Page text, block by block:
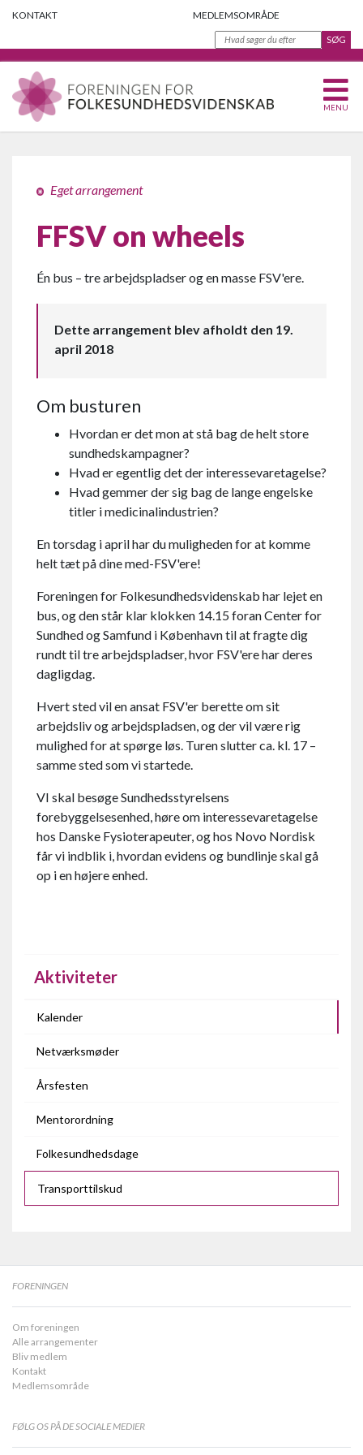
KONTAKT MEDLEMSOMRÅDE
MENU
Aktiviteter
Kalender
Netværksmøder
Årsfesten
Mentorordning
Folkesundhedsdage
Transporttilskud
Eget arrangement
FFSV on wheels
Én bus – tre arbejdspladser og en masse FSV'ere.
Dette arrangement blev afholdt den 19.
april 2018
Om busturen
Hvordan er det mon at stå bag de helt store
sundhedskampagner?
Hvad er egentlig det der interessevaretagelse?
Hvad gemmer der sig bag de lange engelske
titler i medicinalindustrien?
En torsdag i april har du muligheden for at komme
helt tæt på dine med-FSV'ere!
Foreningen for Folkesundhedsvidenskab har lejet en
bus, og den står klar klokken 14.15 foran Center for
Sundhed og Samfund i København til at fragte dig
rundt til tre arbejdspladser, hvor FSV'ere har deres
dagligdag.
Hvert sted vil en ansat FSV'er berette om sit
arbejdsliv og arbejdspladsen, og der vil være rig
mulighed for at spørge løs. Turen slutter ca. kl. 17 –
samme sted som vi startede.
VI skal besøge Sundhedsstyrelsens
forebyggelsesenhed, høre om interessevaretagelse
hos Danske Fysioterapeuter, og hos Novo Nordisk
får vi indblik i, hvordan evidens og bundlinje skal gå
op i en højere enhed.
FORENINGEN
Om foreningen
Alle arrangementer
Bliv medlem
Kontakt
Medlemsområde
FØLG OS PÅ DE SOCIALE MEDIER